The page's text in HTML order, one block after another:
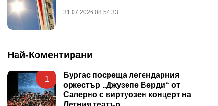
31.07.2026 08:54:33
Най-Коментирани
1
Бургас посреща легендарния
оркестър „Джузепе Верди“ от
Салерно с виртуозен концерт на
Летния театър